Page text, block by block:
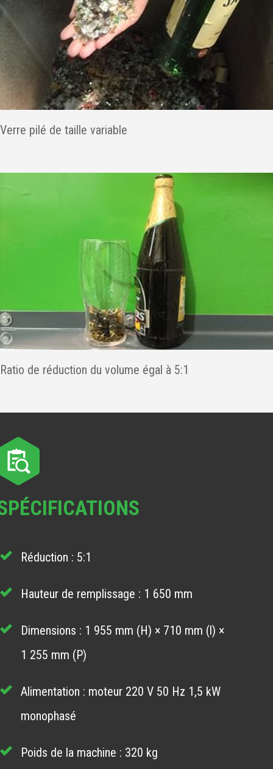
Verre pilé de taille variable
Ratio de réduction du volume égal à 5:1
Réduction : 5:1
Hauteur de remplissage : 1 650 mm
Dimensions : 1 955 mm (H) × 710 mm (l) ×
1 255 mm (P)
Alimentation : moteur 220 V 50 Hz 1,5 kW
monophasé
Poids de la machine : 320 kg